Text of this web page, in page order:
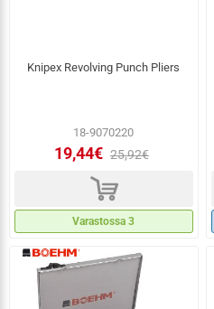
Knipex Revolving Punch Pliers
18-9070220
19,44€ 25,92€
d
Varastossa 3